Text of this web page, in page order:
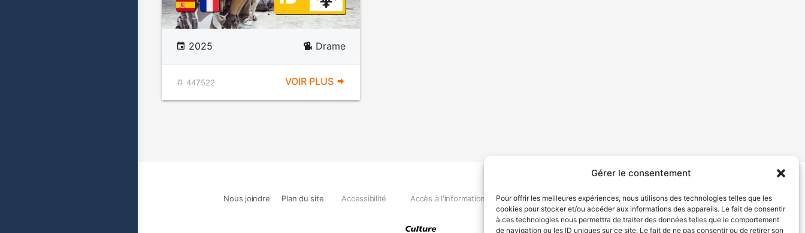
Gérer le consentement
Pour offrir les meilleures expériences, nous utilisons des technologies telles que les
cookies pour stocker et/ou accéder aux informations des appareils. Le fait de consentir
à ces technologies nous permettra de traiter des données telles que le comportement
de navigation ou les ID uniques sur ce site. Le fait de ne pas consentir ou de retirer son
2025 Drame
447522 VOIR PLUS
Nous joindre Plan du site Accessibilité Accès à l'information Déclaration de services Politique de confidentialité